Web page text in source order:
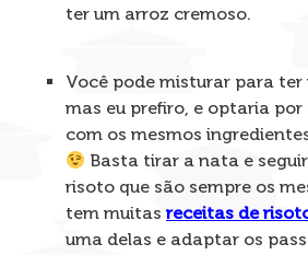
ter um arroz cremoso.
Você pode misturar para ter
mas eu prefiro, e optaria
com os mesmos
Basta tirar a nata e
risoto que são sempre os
tem muitas receitas de
uma delas e adaptar os